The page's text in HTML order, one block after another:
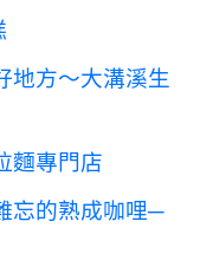
地方～大溝溪生
麵專門店
忘的熟成咖哩─